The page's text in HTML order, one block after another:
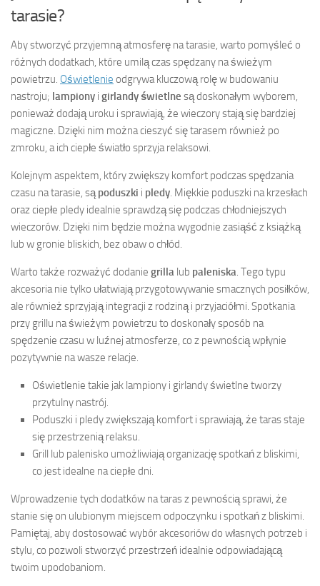
tarasie?
Aby stworzyć przyjemną atmosferę na tarasie, warto pomyśleć o
różnych dodatkach, które umilą czas spędzany na świeżym
powietrzu. Oświetlenie odgrywa kluczową rolę w budowaniu
nastroju; lampiony i girlandy świetlne są doskonałym wyborem,
ponieważ dodają uroku i sprawiają, że wieczory stają się bardziej
magiczne. Dzięki nim można cieszyć się tarasem również po
zmroku, a ich ciepłe światło sprzyja relaksowi.
Kolejnym aspektem, który zwiększy komfort podczas spędzania
czasu na tarasie, sąpoduszki i pledy. Miękkie poduszki na krzesłach
oraz ciepłe pledy idealnie sprawdzą się podczas chłodniejszych
wieczorów. Dzięki nim będzie można wygodnie zasiąść z książką
lub w gronie bliskich, bez obaw o chłód.
Warto także rozważyć dodanie grilla lub paleniska. Tego typu
akcesoria nie tylko ułatwiają przygotowywanie smacznych posiłków,
ale również sprzyjają integracji z rodziną i przyjaciółmi. Spotkania
przy grillu na świeżym powietrzu to doskonały sposób na
spędzenie czasu w luźnej atmosferze, co z pewnością wpłynie
pozytywnie na wasze relacje.
Oświetlenie takie jak lampiony i girlandy świetlne tworzy
przytulny nastrój.
Poduszki i pledy zwiększają komfort i sprawiają, że taras staje
się przestrzenią relaksu.
Grill lub palenisko umożliwiają organizację spotkań z bliskimi,
co jest idealne na ciepłe dni.
Wprowadzenie tych dodatków na taras z pewnością sprawi, że
stanie się on ulubionym miejscem odpoczynku i spotkań z bliskimi.
Pamiętaj, aby dostosować wybór akcesoriów do własnych potrzeb i
stylu, co pozwoli stworzyć przestrzeń idealnie odpowiadającą
twoim upodobaniom.